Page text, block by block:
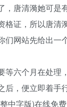
，唐清漪她可是
格证，所以唐清
们网站先给出一
等六个月在处理
后，便立即着手
整中字版)在线免